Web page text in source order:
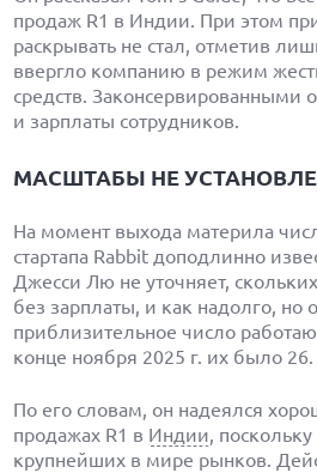
продаж R1 в Индии. При этом
раскрывать не стал, отметив
ввергло компанию в режим
средств. Законсервированными
и зарплаты сотрудников.
МАСШТАБЫ НЕ
На момент выхода материла
стартапа Rabbit доподлинно
Джесси Лю не уточняет,
без зарплаты, и как надолго, но
приблизительное число
конце ноября 2025 г. их было 26.
По его словам, он надеялся
продажах R1 в Индии,
крупнейших в мире рынков.